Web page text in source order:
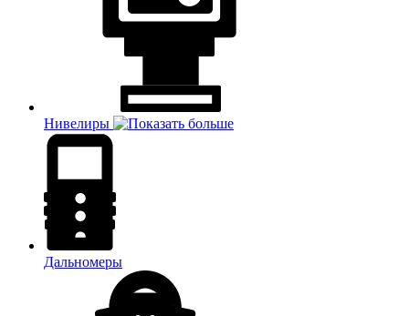
Нивелиры
Дальномеры